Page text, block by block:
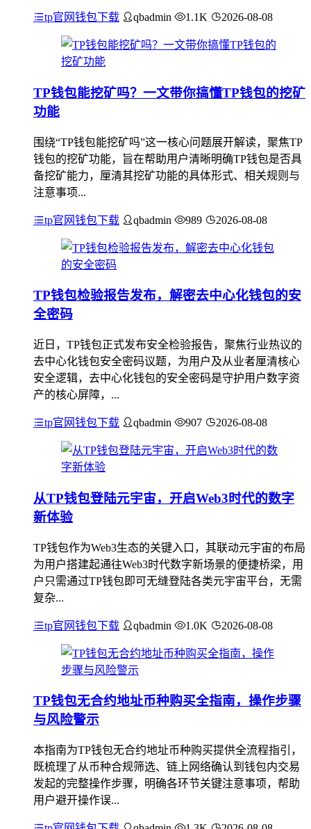
tp官网钱包下载 qbadmin 1.1K 2026-08-08
TP钱包能挖矿吗？一文带你搞懂TP钱包的挖矿
功能
围绕“TP钱包能挖矿吗”这一核心问题展开解读，聚焦TP
钱包的挖矿功能，旨在帮助用户清晰明确TP钱包是否具
备挖矿能力，厘清其挖矿功能的具体形式、相关规则与
注意事项...
tp官网钱包下载 qbadmin 989 2026-08-08
TP钱包检验报告发布，解密去中心化钱包的安
全密码
近日，TP钱包正式发布安全检验报告，聚焦行业热议的
去中心化钱包安全密码议题，为用户及从业者厘清核心
安全逻辑，去中心化钱包的安全密码是守护用户数字资
产的核心屏障，...
tp官网钱包下载 qbadmin 907 2026-08-08
从TP钱包登陆元宇宙，开启Web3时代的数字
新体验
TP钱包作为Web3生态的关键入口，其联动元宇宙的布局
为用户搭建起通往Web3时代数字新场景的便捷桥梁，用
户只需通过TP钱包即可无缝登陆各类元宇宙平台，无需
复杂...
tp官网钱包下载 qbadmin 1.0K 2026-08-08
TP钱包无合约地址币种购买全指南，操作步骤
与风险警示
本指南为TP钱包无合约地址币种购买提供全流程指引，
既梳理了从币种合规筛选、链上网络确认到钱包内交易
发起的完整操作步骤，明确各环节关键注意事项，帮助
用户避开操作误...